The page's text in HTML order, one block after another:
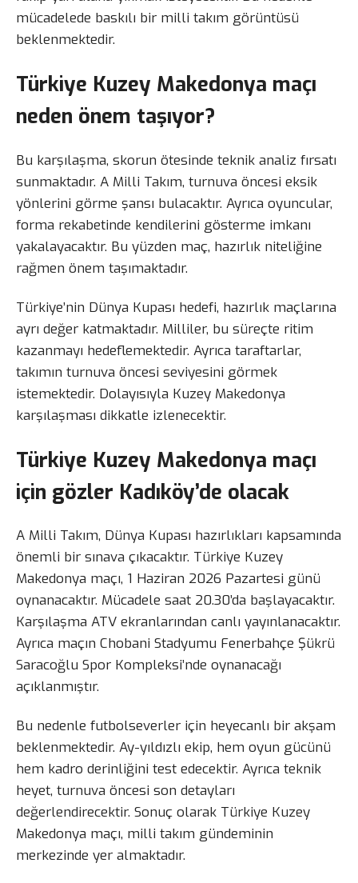
mücadelede baskılı bir milli takım görüntüsü
beklenmektedir.
Türkiye Kuzey Makedonya maçı
neden önem taşıyor?
Bu karşılaşma, skorun ötesinde teknik analiz fırsatı
sunmaktadır. A Milli Takım, turnuva öncesi eksik
yönlerini görme şansı bulacaktır. Ayrıca oyuncular,
forma rekabetinde kendilerini gösterme imkanı
yakalayacaktır. Bu yüzden maç, hazırlık niteliğine
rağmen önem taşımaktadır.
Türkiye’nin Dünya Kupası hedefi, hazırlık maçlarına
ayrı değer katmaktadır. Milliler, bu süreçte ritim
kazanmayı hedeflemektedir. Ayrıca taraftarlar,
takımın turnuva öncesi seviyesini görmek
istemektedir. Dolayısıyla Kuzey Makedonya
karşılaşması dikkatle izlenecektir.
Türkiye Kuzey Makedonya maçı
için gözler Kadıköy’de olacak
A Milli Takım, Dünya Kupası hazırlıkları kapsamında
önemli bir sınava çıkacaktır. Türkiye Kuzey
Makedonya maçı, 1 Haziran 2026 Pazartesi günü
oynanacaktır. Mücadele saat 20.30’da başlayacaktır.
Karşılaşma ATV ekranlarından canlı yayınlanacaktır.
Ayrıca maçın Chobani Stadyumu Fenerbahçe Şükrü
Saracoğlu Spor Kompleksi’nde oynanacağı
açıklanmıştır.
Bu nedenle futbolseverler için heyecanlı bir akşam
beklenmektedir. Ay-yıldızlı ekip, hem oyun gücünü
hem kadro derinliğini test edecektir. Ayrıca teknik
heyet, turnuva öncesi son detayları
değerlendirecektir. Sonuç olarak Türkiye Kuzey
Makedonya maçı, milli takım gündeminin
merkezinde yer almaktadır.